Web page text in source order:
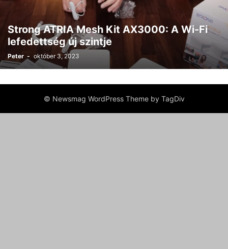
Strong ATRIA Mesh Kit AX3000: A Wi-Fi
lefedettség új szintje
Peter - október 3, 2023
© Newsmag WordPress Theme by TagDiv